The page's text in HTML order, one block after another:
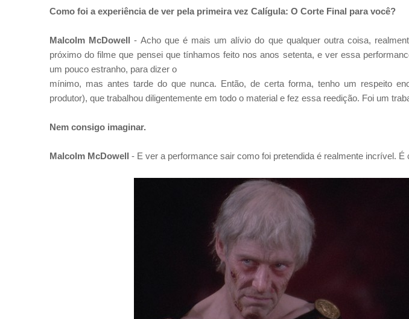
Como foi a experiência de ver pela primeira vez Calígula: O Corte Final para você?
Malcolm McDowell- Acho que é mais um alívio do que qualquer outra coisa,
próximo do filme que pensei que tínhamos feito nos anos setenta, e ver essa
um pouco estranho, para dizer o
mínimo, mas antes tarde do que nunca. Então, de certa forma, tenho um respeito
produtor), que trabalhou diligentemente em todo o material e fez essa reedição. Foi um
Nem consigo imaginar.
Malcolm McDowell - E ver a performance sair como foi pretendida é realmente incrível. É